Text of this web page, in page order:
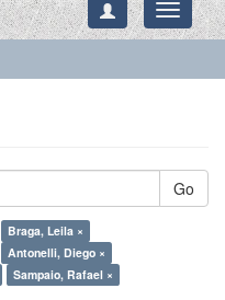
Toggle
Go
Braga, Leila ×
Antonelli, Diego ×
Sampaio, Rafael ×